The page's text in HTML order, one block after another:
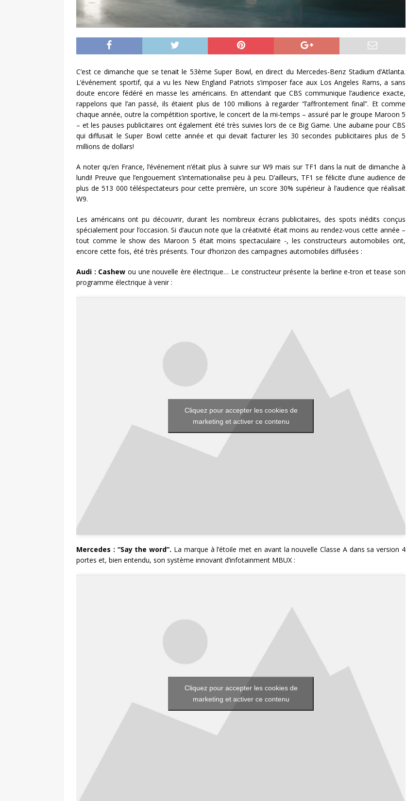
C’est ce dimanche que se tenait le 53ème Super Bowl, en direct du Mercedes-Benz Stadium d’Atlanta.
L’événement sportif, qui a vu les New England Patriots s’imposer face aux Los Angeles Rams, a sans
doute encore fédéré en masse les américains. En attendant que CBS communique l’audience exacte,
rappelons que l’an passé, ils étaient plus de 100 millions à regarder “l’affrontement final”. Et comme
chaque année, outre la compétition sportive, le concert de la mi-temps – assuré par le groupe Maroon 5
– et les pauses publicitaires ont également été très suivies lors de ce Big Game. Une aubaine pour CBS
qui diffusait le Super Bowl cette année et qui devait facturer les 30 secondes publicitaires plus de 5
millions de dollars!
A noter qu’en France, l’événement n’était plus à suivre sur W9 mais sur TF1 dans la nuit de dimanche à
lundi! Preuve que l’engouement s’internationalise peu à peu. D’ailleurs, TF1 se félicite d’une audience de
plus de 513 000 téléspectateurs pour cette première, un score 30% supérieur à l’audience que réalisait
W9.
Les américains ont pu découvrir, durant les nombreux écrans publicitaires, des spots inédits conçus
spécialement pour l’occasion. Si d’aucun note que la créativité était moins au rendez-vous cette année –
tout comme le show des Maroon 5 était moins spectaculaire -, les constructeurs automobiles ont,
encore cette fois, été très présents. Tour d’horizon des campagnes automobiles diffusées :
Audi : Cashew ou une nouvelle ère électrique… Le constructeur présente la berline e-tron et tease son
programme électrique à venir :
Cliquez pour accepter les cookies de
marketing et activer ce contenu
Mercedes : “Say the word”. La marque à l’étoile met en avant la nouvelle Classe A dans sa version 4
portes et, bien entendu, son système innovant d’infotainment MBUX :
Cliquez pour accepter les cookies de
marketing et activer ce contenu